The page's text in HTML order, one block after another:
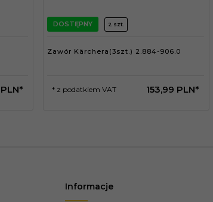
PLN*
DOSTĘPNY 2 szt.
Zawór Kärchera(3szt.) 2.884-906.0
153,99 PLN*
* z podatkiem VAT
Informacje